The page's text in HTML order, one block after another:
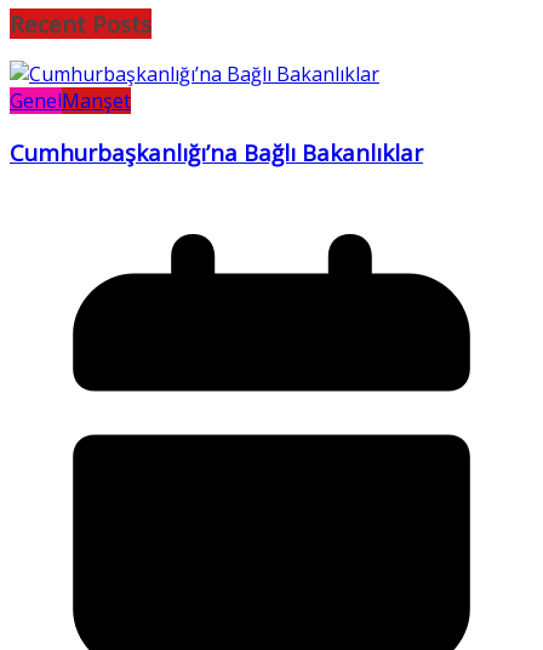
Recent Posts
GenelManşet
Cumhurbaşkanlığı’na Bağlı Bakanlıklar